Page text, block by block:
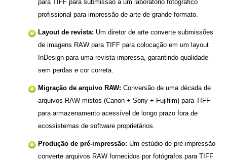
para TIFF para submissão a um laboratório fotográfico
profissional para impressão de arte de grande formato.
Layout de revista: Um diretor de arte converte submissões
de imagens RAW para TIFF para colocação em um layout
InDesign para uma revista impressa, garantindo qualidade
sem perdas e cor correta.
Migração de arquivo RAW: Conversão de uma década de
arquivos RAW mistos (Canon + Sony + Fujifilm) para TIFF
para armazenamento acessível de longo prazo fora de
ecossistemas de software proprietários.
Produção de pré-impressão: Um estúdio de pré-impressão
converte arquivos RAW fornecidos por fotógrafos para TIFF